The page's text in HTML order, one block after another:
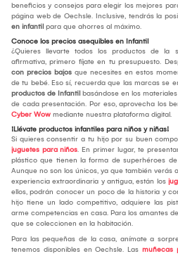
beneficios y consejos para elegir los mejores
página web de Oechsle. Inclusive, tendrás la
en infantil para que ahorres al máximo.
Conoce los precios asequibles en Infantil
¿Quieres llevarte todos los productos de la
afirmativa, primero fíjate en tu presupuesto.
con precios bajos que necesites en estos
de tu bebé. Eso sí, recuerda que las marcas se
productos de Infantil basándose en los
de cada presentación. Por eso, aprovecha los
Cyber Wow mediante nuestra plataforma digital.
¡Llévate productos infantiles para niños y niñas!
Si quieres consentir a tu hijo por su buen
juguetes para niños. En primer lugar, te
plástico que tienen la forma de superhéroes
Aunque no son los únicos, ya que también verás
experiencia extraordinaria y antigua, están los
ellos, podrán conocer un poco de la historia y
hijo tiene un lado competitivo, adquiere las
arme competencias en casa. Para los amantes
que se coleccionen en la habitación.
Para las pequeñas de la casa, anímate a
tenemos disponibles en Oechsle. Las muñecas